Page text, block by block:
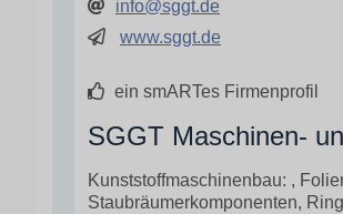
info@sggt.de
www.sggt.de
ein smARTes Firmenprofil
SGGT Maschinen-
Kunststoffmaschinenbau: ,
Staubräumerkomponenten,